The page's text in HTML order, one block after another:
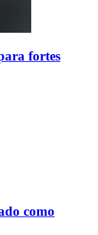
fortes
como